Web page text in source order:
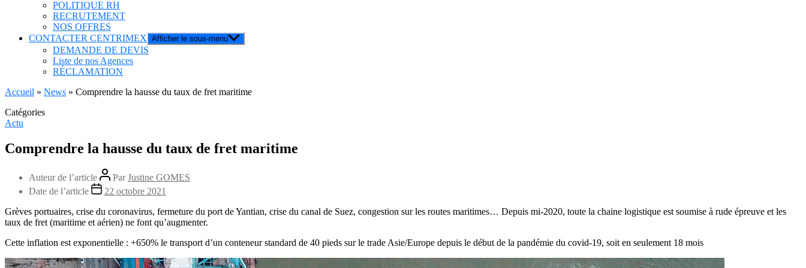
POLITIQUE RH
RECRUTEMENT
NOS OFFRES
CONTACTER CENTRIMEX Afficher le sous-menu
DEMANDE DE DEVIS
Liste de nos Agences
RÉCLAMATION
Accueil » News » Comprendre la hausse du taux de fret maritime
Catégories
Actu
Comprendre la hausse du taux de fret maritime
Auteur de l’article ParJustine GOMES
Date de l’article
22 octobre 2021
Grèves portuaires, crise du coronavirus, fermeture du port de Yantian, crise du canal de Suez, congestion sur les routes maritimes… Depuis mi-2020, toute la chaine logistique est soumise à rude épreuve et les
taux de fret (maritime et aérien) ne font qu’augmenter.
Cette inflation est exponentielle : +650% le transport d’un conteneur standard de 40 pieds sur le trade Asie/Europe depuis le début de la pandémie du covid-19, soit en seulement 18 mois